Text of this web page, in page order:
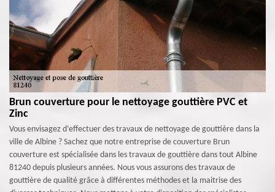
Brun couverture pour le nettoyage gouttière PVC et
Zinc
Vous envisagez d’effectuer des travaux de nettoyage de gouttière dans la
ville de Albine ? Sachez que notre entreprise de couverture Brun
couverture est spécialisée dans les travaux de gouttière dans tout Albine
81240 depuis plusieurs années. Nous vous assurons des travaux de
gouttière de qualité grâce à différentes méthodes et la maitrise des